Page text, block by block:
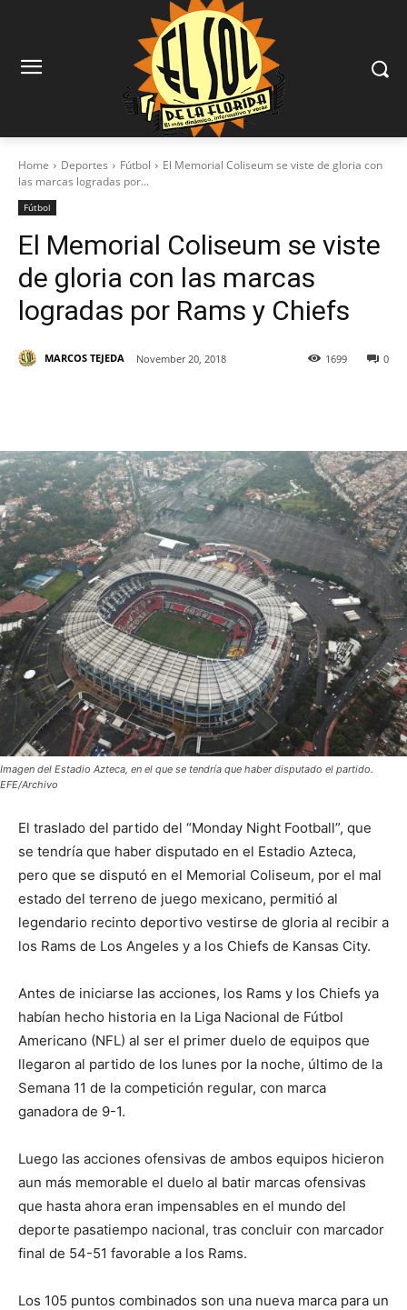
Home Deportes Fútbol
El Memorial Coliseum se viste de gloria con
las marcas logradas por...
Fútbol
El Memorial Coliseum se viste
de gloria con las marcas
logradas por Rams y Chiefs
MARCOS TEJEDA November 20, 2018 0
1699
Imagen del Estadio Azteca, en el que se tendría que haber disputado el partido.
EFE/Archivo
El traslado del partido del “Monday Night Football”, que
se tendría que haber disputado en el Estadio Azteca,
pero que se disputó en el Memorial Coliseum, por el mal
estado del terreno de juego mexicano, permitió al
legendario recinto deportivo vestirse de gloria al recibir a
los Rams de Los Angeles y a los Chiefs de Kansas City.
Antes de iniciarse las acciones, los Rams y los Chiefs ya
habían hecho historia en la Liga Nacional de Fútbol
Americano (NFL) al ser el primer duelo de equipos que
llegaron al partido de los lunes por la noche, último de la
Semana 11 de la competición regular, con marca
ganadora de 9-1.
Luego las acciones ofensivas de ambos equipos hicieron
aun más memorable el duelo al batir marcas ofensivas
que hasta ahora eran impensables en el mundo del
deporte pasatiempo nacional, tras concluir con marcador
final de 54-51 favorable a los Rams.
Los 105 puntos combinados son una nueva marca para un